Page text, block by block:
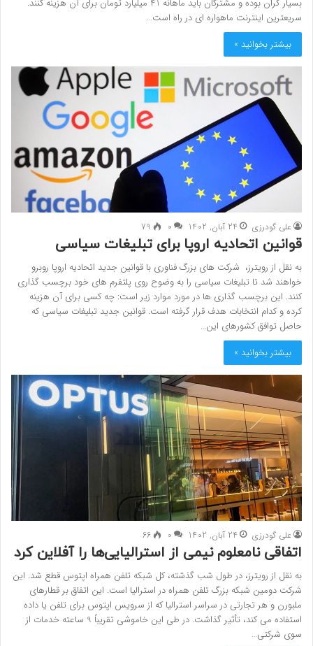
بسیار گران بوده و مشترکان باید ماهانه 41 میلیارد تومان برای آن هزینه کنند.
سریعترین اینترنت ماهواره ای در راه است…
بیشتر بخوانید »
علی گودرزی 24 آبان, 1402 0
79
قوانین اتحادیه اروپا برای تبلیغات سیاسی
به نقل از رویترز، شرکت های بزرگ فناوری با قوانین جدید اتحادیه اروپا روبرو
خواهند شد تا تبلیغات سیاسی را به وضوح روی پلتفرم های خود برچسب گذاری
کنند. این برچسب گذاری ها در مورد موارد زیر است: چه کسی برای آن هزینه
کرده و کدام انتخابات هدف قرار گرفته است. قوانین جدید تبلیغات سیاسی که
حاصل توافق کشورهای این…
بیشتر بخوانید »
علی گودرزی 24 آبان, 1402 0
66
اتفاقی نامعلوم نیمی از استرالیایی‌ها را آفلاین کرد
به نقل از رویترز، در طول شب گذشته، کل شبکه تلفن همراه اپتوس قطع شد. این
شرکت دومین شبکه بزرگ تلفن همراه در استرالیا است. این اتفاق بر قطارهای
ملبورن و هر تجارتی در سراسر استرالیا که از سرویس اپتوس برای تلفن یا داده
استفاده می کند، تأثیر گذاشت. در طی این خاموشی تقریباً 9 ساعته خدمات از
سوی شرکتی…